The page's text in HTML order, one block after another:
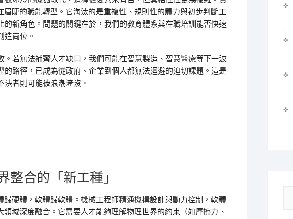
睫的職能轉型。它淘汰的是重複性、規則性的體力與初步判斷工
新角色。問題的關鍵在於，我們的教育體系與在職培訓能否快速
造崗位。
若無法補齊人才缺口，我們可能在智慧製造、智慧醫療等下一波
路徑，已成為從政府、企業到個人都無法迴避的迫切課題。這是
者則可能被浪潮淹沒。
合的「新工種」
硬體，軟體歸軟體。機械工程師精通機構設計與動力控制，軟體
域深度融合。它需要人才能夠理解物理世界的約束（如摩擦力、